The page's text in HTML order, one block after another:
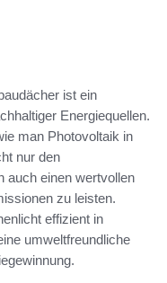
ist ein
Energiequellen.
man Photovoltaik in
nur den
auch einen wertvollen
zu leisten.
effizient in
umweltfreundliche